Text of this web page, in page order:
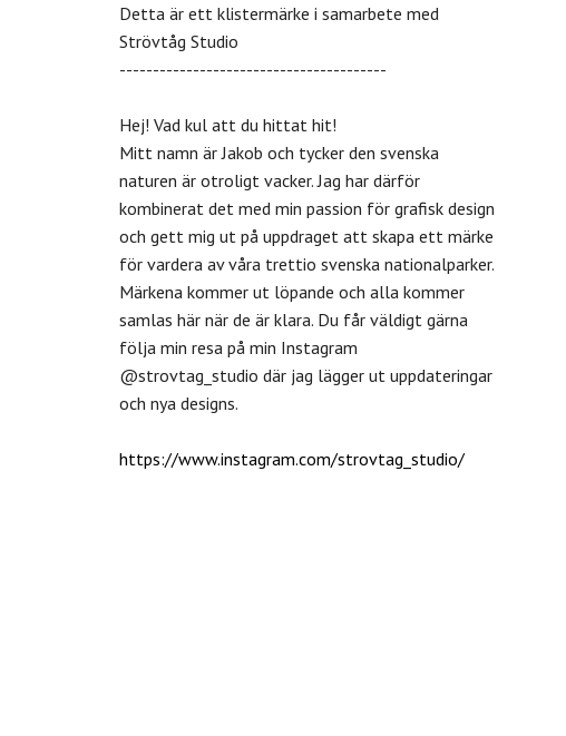
Detta är ett klistermärke i samarbete med
Strövtåg Studio
----------------------------------------
Hej! Vad kul att du hittat hit!
Mitt namn är Jakob och tycker den svenska
naturen är otroligt vacker. Jag har därför
kombinerat det med min passion för grafisk design
och gett mig ut på uppdraget att skapa ett märke
för vardera av våra trettio svenska nationalparker.
Märkena kommer ut löpande och alla kommer
samlas här när de är klara. Du får väldigt gärna
följa min resa på min Instagram
@strovtag_studio där jag lägger ut uppdateringar
och nya designs.
https://www.instagram.com/strovtag_studio/